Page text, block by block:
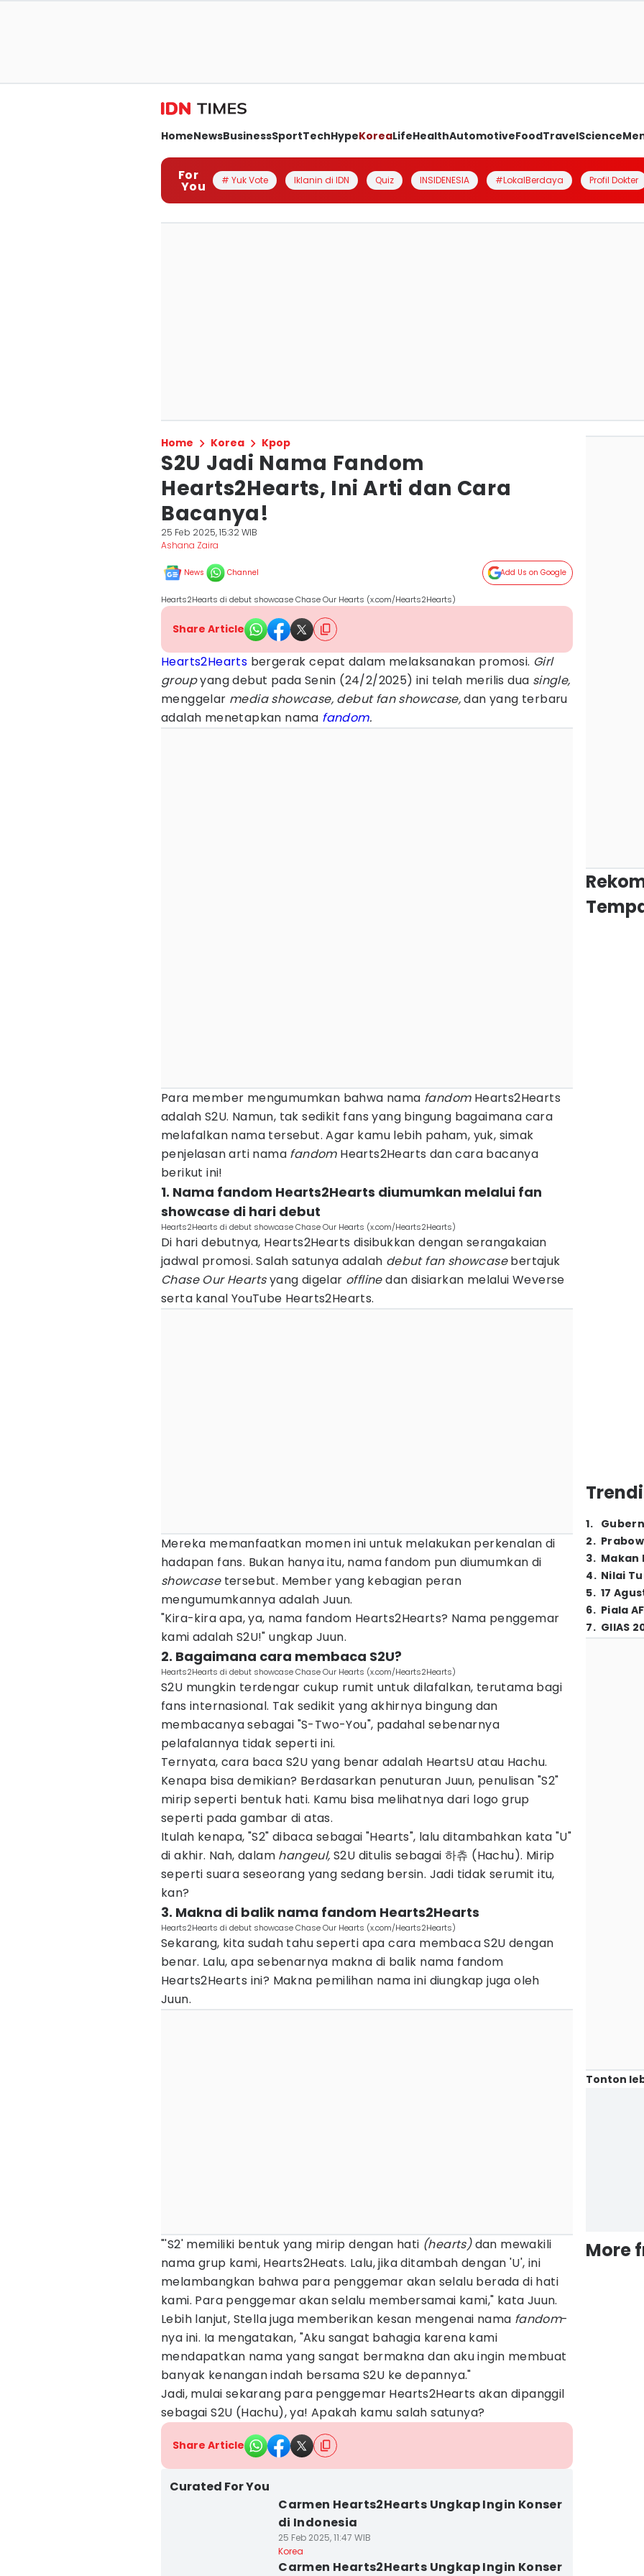
HomeNewsBusinessSportTechHypeKoreaLifeHealthAutomotiveFoodTravelScience
For
You # Yuk Vote Iklanin di IDN Quiz INSIDENESIA #LokalBerdaya Profil Dokter
Home Korea Kpop
S2U Jadi Nama Fandom
Hearts2Hearts, Ini Arti dan Cara
Bacanya!
25 Feb 2025, 15:32 WIB
Ashana Zaira
News Channel Add Us on Google
Hearts2Hearts di debut showcase Chase Our Hearts (x.com/Hearts2Hearts)
Share Article
Hearts2Hearts bergerak cepat dalam melaksanakan promosi. Girl
groupyang debut pada Senin (24/2/2025) ini telah merilis dua single,
menggelar media showcase, debut fan showcase,dan yang terbaru
adalah menetapkan nama fandom.
Para member mengumumkan bahwa nama fandomHearts2Hearts
adalah S2U. Namun, tak sedikit fans yang bingung bagaimana cara
melafalkan nama tersebut. Agar kamu lebih paham, yuk, simak
penjelasan arti nama fandomHearts2Hearts dan cara bacanya
berikut ini!
1. Nama fandom Hearts2Hearts diumumkan melalui fan
showcase di hari debut
Hearts2Hearts di debut showcase Chase Our Hearts (x.com/Hearts2Hearts)
Di hari debutnya, Hearts2Hearts disibukkan dengan serangakaian
jadwal promosi. Salah satunya adalah debut fan showcasebertajuk
Chase Our Heartsyang digelar offlinedan disiarkan melalui Weverse
serta kanal YouTube Hearts2Hearts.
Mereka memanfaatkan momen ini untuk melakukan perkenalan di
hadapan fans. Bukan hanya itu, nama fandom pun diumumkan di
showcasetersebut. Member yang kebagian peran
mengumumkannya adalah Juun.
"Kira-kira apa, ya, nama fandom Hearts2Hearts? Nama penggemar
kami adalah S2U!" ungkap Juun.
2. Bagaimana cara membaca S2U?
Hearts2Hearts di debut showcase Chase Our Hearts (x.com/Hearts2Hearts)
S2U mungkin terdengar cukup rumit untuk dilafalkan, terutama bagi
fans internasional. Tak sedikit yang akhirnya bingung dan
membacanya sebagai "S-Two-You", padahal sebenarnya
pelafalannya tidak seperti ini.
Ternyata, cara baca S2U yang benar adalah HeartsU atau Hachu.
Kenapa bisa demikian? Berdasarkan penuturan Juun, penulisan "S2"
mirip seperti bentuk hati. Kamu bisa melihatnya dari logo grup
seperti pada gambar di atas.
Itulah kenapa, "S2" dibaca sebagai "Hearts", lalu ditambahkan kata "U"
di akhir. Nah, dalam hangeul, S2U ditulis sebagai 하츄 (Hachu). Mirip
seperti suara seseorang yang sedang bersin. Jadi tidak serumit itu,
kan?
3. Makna di balik nama fandom Hearts2Hearts
Hearts2Hearts di debut showcase Chase Our Hearts (x.com/Hearts2Hearts)
Sekarang, kita sudah tahu seperti apa cara membaca S2U dengan
benar. Lalu, apa sebenarnya makna di balik nama fandom
Hearts2Hearts ini? Makna pemilihan nama ini diungkap juga oleh
Juun.
"'S2' memiliki bentuk yang mirip dengan hati (hearts)dan mewakili
nama grup kami, Hearts2Heats. Lalu, jika ditambah dengan 'U', ini
melambangkan bahwa para penggemar akan selalu berada di hati
kami. Para penggemar akan selalu membersamai kami," kata Juun.
Lebih lanjut, Stella juga memberikan kesan mengenai nama fandom-
nya ini. Ia mengatakan, "Aku sangat bahagia karena kami
mendapatkan nama yang sangat bermakna dan aku ingin membuat
banyak kenangan indah bersama S2U ke depannya."
Jadi, mulai sekarang para penggemar Hearts2Hearts akan dipanggil
sebagai S2U (Hachu), ya! Apakah kamu salah satunya?
Share Article
Curated For You
⁠Carmen Hearts2Hearts Ungkap Ingin Konser
di Indonesia
25 Feb 2025, 11:47 WIB
Korea
⁠Carmen Hearts2Hearts Ungkap Ingin Konser
1.
2.
3. Makan
4. Nilai
5. 17
6. Piala
7. GIIAS
Tonton
More